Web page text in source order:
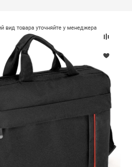
вид товара уточняйте у менеджера